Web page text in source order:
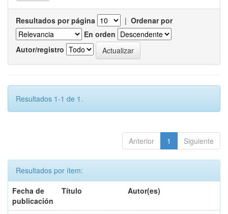
Resultados por página | Ordenar por
En orden
Autor/registro
Resultados 1-1 de 1.
Anterior 1 Siguiente
Resultados por ítem:
Fecha de
publicación
Título Autor(es)